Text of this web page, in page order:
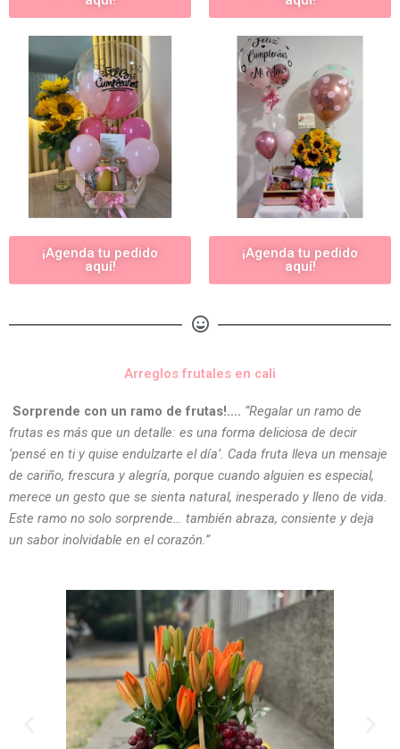
¡Agenda tu pedido
aquí!
¡Agenda tu pedido
aquí!
Arreglos frutales en cali
Sorprende con un ramo de frutas!…. “Regalar un ramo de
frutas es más que un detalle: es una forma deliciosa de decir
‘pensé en ti y quise endulzarte el día’. Cada fruta lleva un mensaje
de cariño, frescura y alegría, porque cuando alguien es especial,
merece un gesto que se sienta natural, inesperado y lleno de vida.
Este ramo no solo sorprende… también abraza, consiente y deja
un sabor inolvidable en el corazón.”